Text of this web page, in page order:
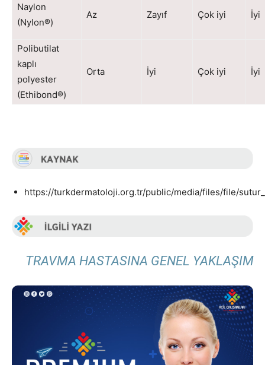
Naylon
(Nylon®)
Az Zayıf Çok iyi İyi
Polibutilat
kaplı
polyester
(Ethibond®)
Orta İyi Çok iyi İyi
https://turkdermatoloji.org.tr/public/media/files/file/
TRAVMA HASTASINA GENEL YAKLAŞIM